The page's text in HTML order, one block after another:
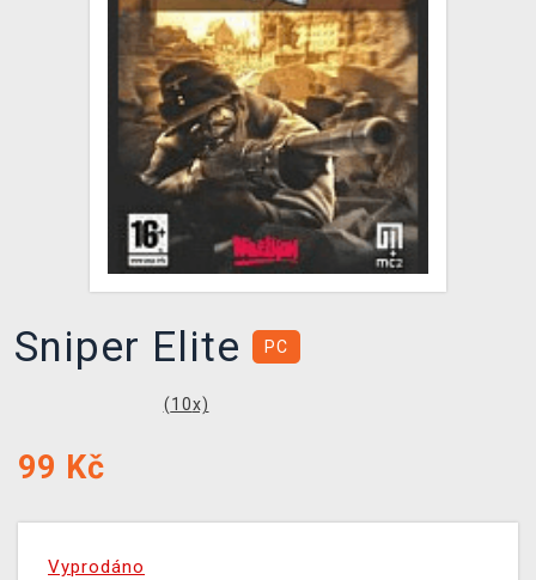
XZONE KLUB
TCG & BOARDGAME HUB
VÝKUP HER (BAZAR)
Sniper Elite PC
(10x)
99 Kč
Vyprodáno